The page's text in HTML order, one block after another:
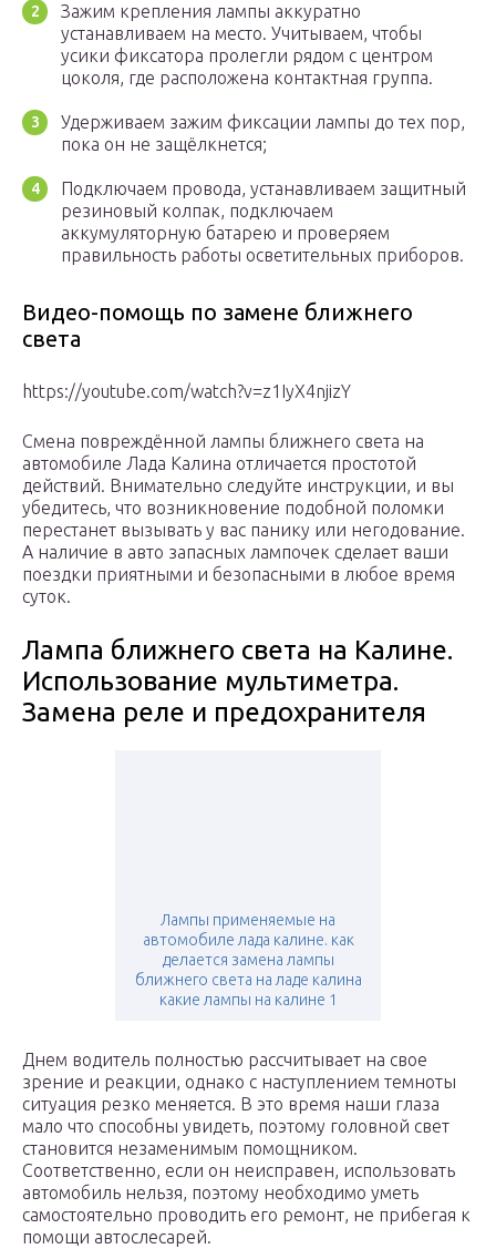
Зажим крепления лампы аккуратно
устанавливаем на место. Учитываем, чтобы
усики фиксатора пролегли рядом с центром
цоколя, где расположена контактная группа.
Удерживаем зажим фиксации лампы до тех пор,
пока он не защёлкнется;
Подключаем провода, устанавливаем защитный
резиновый колпак, подключаем
аккумуляторную батарею и проверяем
правильность работы осветительных приборов.
Видео-помощь по замене ближнего
света
https://youtube.com/watch?v=z1IyX4njizY
Смена повреждённой лампы ближнего света на
автомобиле Лада Калина отличается простотой
действий. Внимательно следуйте инструкции, и вы
убедитесь, что возникновение подобной поломки
перестанет вызывать у вас панику или негодование.
А наличие в авто запасных лампочек сделает ваши
поездки приятными и безопасными в любое время
суток.
Лампа ближнего света на Калине.
Использование мультиметра.
Замена реле и предохранителя
Лампы применяемые на
автомобиле лада калине. как
делается замена лампы
ближнего света на ладе калина
какие лампы на калине 1
Днем водитель полностью рассчитывает на свое
зрение и реакции, однако с наступлением темноты
ситуация резко меняется. В это время наши глаза
мало что способны увидеть, поэтому головной свет
становится незаменимым помощником.
Соответственно, если он неисправен, использовать
автомобиль нельзя, поэтому необходимо уметь
самостоятельно проводить его ремонт, не прибегая к
помощи автослесарей.